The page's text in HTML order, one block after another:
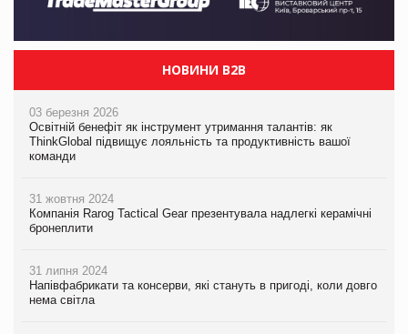
НОВИНИ B2B
03 березня 2026
Освітній бенефіт як інструмент утримання талантів: як
ThinkGlobal підвищує лояльність та продуктивність вашої
команди
31 жовтня 2024
Компанія Rarog Tactical Gear презентувала надлегкі керамічні
бронеплити
31 липня 2024
Напівфабрикати та консерви, які стануть в пригоді, коли довго
нема світла